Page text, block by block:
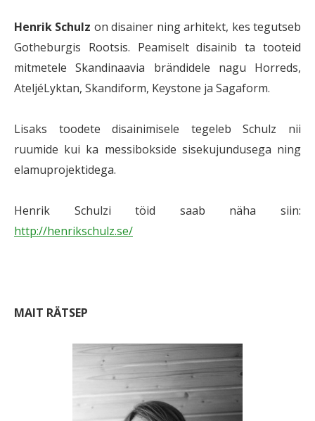
Henrik Schulz on disainer ning arhitekt, kes tegutseb
Gotheburgis Rootsis. Peamiselt disainib ta tooteid
mitmetele Skandinaavia brändidele nagu Horreds,
AteljéLyktan, Skandiform, Keystone ja Sagaform.
Lisaks toodete disainimisele tegeleb Schulz nii
ruumide kui ka messibokside sisekujundusega ning
elamuprojektidega.
Henrik Schulzi töid saab näha siin:
http://henrikschulz.se/
MAIT RÄTSEP